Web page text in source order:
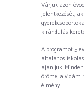
Várjuk azon
jelentkezését,
kirándulás
A programot 5
általános
ajánljuk.
öröme, a vidám
élmény.